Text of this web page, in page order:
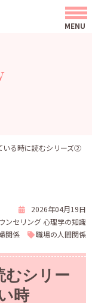
いる時に読むシリーズ②
2026年04月19日
ンセリング心理学の知識
関係 職場の人間関係
むシリー
時